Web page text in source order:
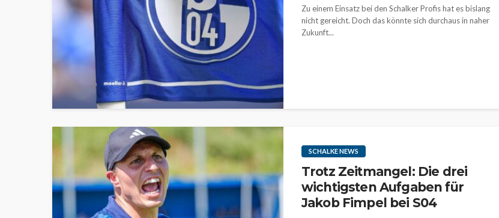
Zu einem Einsatz bei den Schalker Profis hat es bislang
nicht gereicht. Doch das könnte sich durchaus in naher
Zukunft...
SCHALKE NEWS
Trotz Zeitmangel: Die drei
wichtigsten Aufgaben für
Jakob Fimpel bei S04